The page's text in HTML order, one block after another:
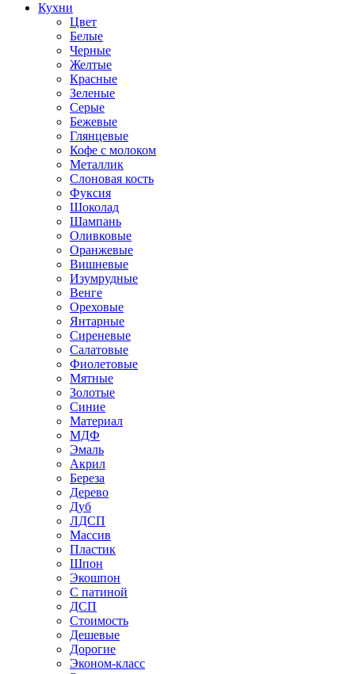
Кухни
Цвет
Белые
Черные
Желтые
Красные
Зеленые
Серые
Бежевые
Глянцевые
Кофе с молоком
Металлик
Слоновая кость
Фуксия
Шоколад
Шампань
Оливковые
Оранжевые
Вишневые
Изумрудные
Венге
Ореховые
Янтарные
Сиреневые
Салатовые
Фиолетовые
Мятные
Золотые
Синие
Материал
МДФ
Эмаль
Акрил
Береза
Дерево
Дуб
ЛДСП
Массив
Пластик
Шпон
Экошпон
С патиной
ДСП
Стоимость
Дешевые
Дорогие
Эконом-класс